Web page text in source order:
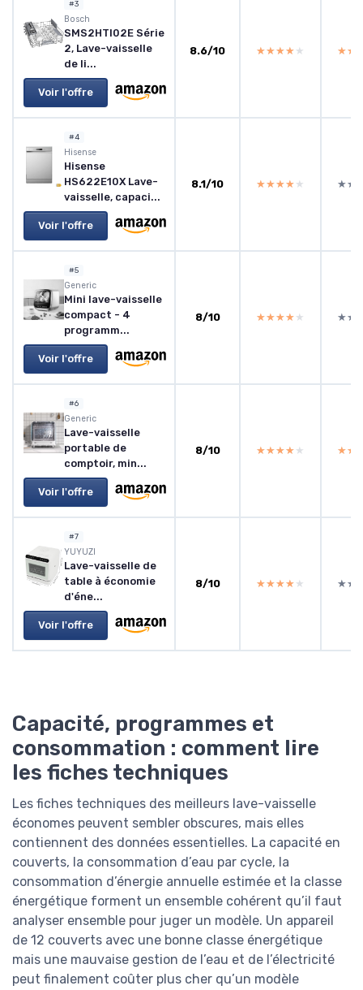
#3
Bosch
SMS2HTI02E Série
2, Lave-vaisselle
de li...
Voir l'offre
8.6/10 ★★★★★
★★★★★
#4
Hisense
Hisense
HS622E10X Lave-
vaisselle, capaci...
Voir l'offre
8.1/10 ★★★★★
★★★★★
#5
Generic
Mini lave-vaisselle
compact - 4
programm...
Voir l'offre
8/10 ★★★★★
★★★★★
#6
Generic
Lave-vaisselle
portable de
comptoir, min...
Voir l'offre
8/10 ★★★★★
★★★★★
#7
YUYUZI
Lave-vaisselle de
table à économie
d'éne...
Voir l'offre
8/10 ★★★★★
★★★★★
Capacité, programmes et
consommation : comment lire
les fiches techniques
Les fiches techniques des meilleurs lave-vaisselle
économes peuvent sembler obscures, mais elles
contiennent des données essentielles. La capacité en
couverts, la consommation d’eau par cycle, la
consommation d’énergie annuelle estimée et la classe
énergétique forment un ensemble cohérent qu’il faut
analyser ensemble pour juger un modèle. Un appareil
de 12 couverts avec une bonne classe énergétique
mais une mauvaise gestion de l’eau et de l’électricité
peut finalement coûter plus cher qu’un modèle